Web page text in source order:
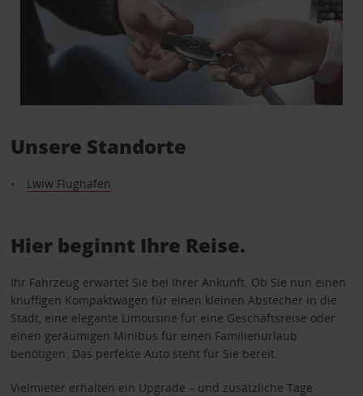
Unsere Standorte
Lwiw Flughafen
Hier beginnt Ihre Reise.
Ihr Fahrzeug erwartet Sie bei Ihrer Ankunft. Ob Sie nun einen
knuffigen Kompaktwagen für einen kleinen Abstecher in die
Stadt, eine elegante Limousine für eine Geschäftsreise oder
einen geräumigen Minibus für einen Familienurlaub
benötigen: Das perfekte Auto steht für Sie bereit.
Vielmieter erhalten ein Upgrade – und zusätzliche Tage